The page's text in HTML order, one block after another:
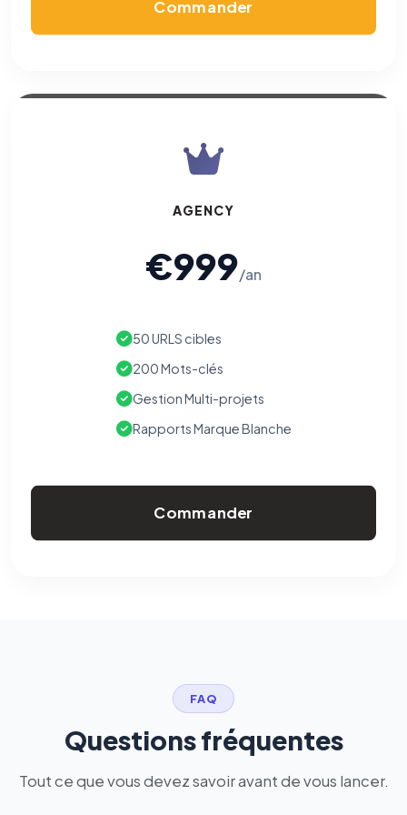
Commander
AGENCY
€999/an
50 URLS cibles
200 Mots-clés
Gestion Multi-projets
Rapports Marque Blanche
Commander
FAQ
Questions fréquentes
Tout ce que vous devez savoir avant de vous lancer.